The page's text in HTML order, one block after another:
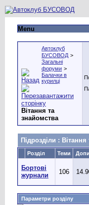
Menu
Автоклуб
БУСОВОД >
Загальні
форуми >
Балачки в
курилці
Вітання та
знайомства
Підрозділи : Вітання
Розділ Теми
Бортові
журнали
106
Параметри розділу